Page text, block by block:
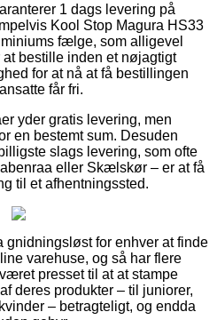
1 dags levering på
Kool Stop Magura HS33
fælge, som alligevel
bestille inden et nøjagtigt
for at nå at få bestillingen
får fri.
yder gratis levering, men
en bestemt sum. Desuden
slags levering, som ofte
eller Skælskør – er at få
til et afhentningssted.
gnidningsløst for enhver at finde
varehuse, og så har flere
presset til at at stampe
deres produkter – til juniorer,
– betragteligt, og endda